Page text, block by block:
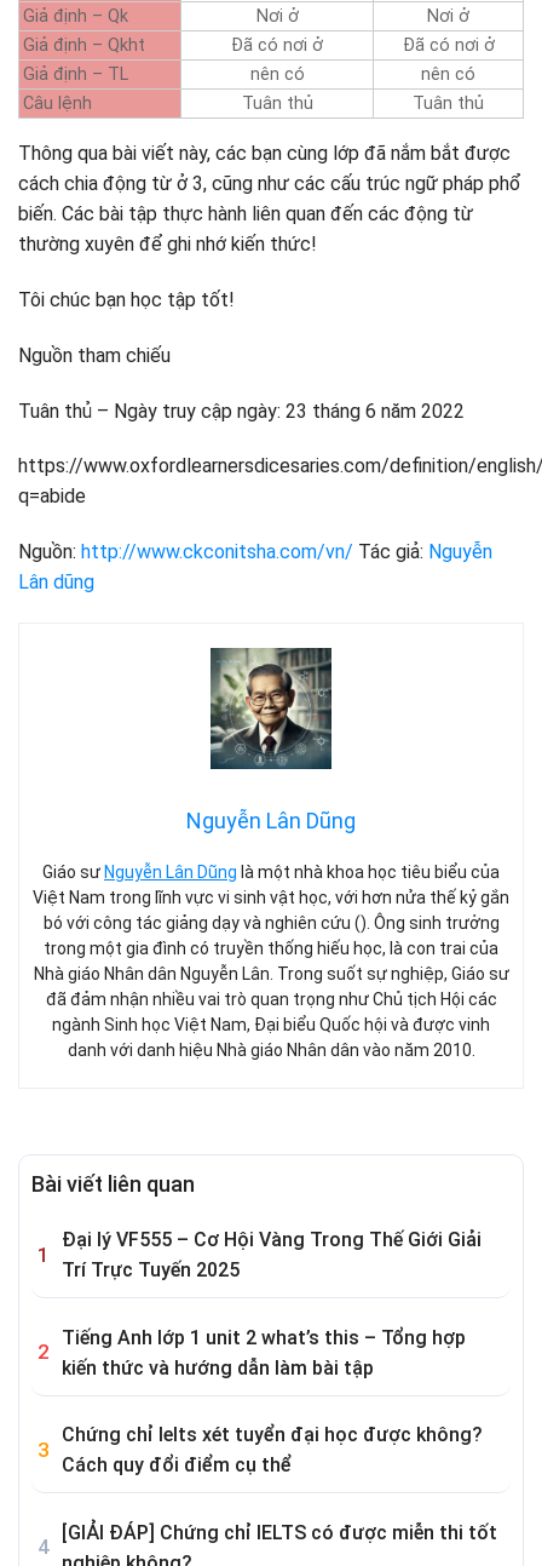
Giả định – Qk
Nơi ở
Nơi ở
Giả định – Qkht
Đã có nơi ở
Đã có nơi ở
Giả định – TL
nên có
nên có
Câu lệnh
Tuân thủ Tuân thủ
Thông qua bài viết này, các bạn cùng lớp đã nắm bắt được
cách chia động từ ở 3, cũng như các cấu trúc ngữ pháp phổ
biến. Các bài tập thực hành liên quan đến các động từ
thường xuyên để ghi nhớ kiến ​​thức!
Tôi chúc bạn học tập tốt!
Nguồn tham chiếu
Tuân thủ – Ngày truy cập ngày: 23 tháng 6 năm 2022
https://www.oxfordlearnersdicesaries.com/definition/
q=abide
Nguồn: http://www.ckconitsha.com/vn/ Tác giả: Nguyễn
Lân dũng
Nguyễn Lân Dũng
Giáo sư Nguyễn Lân Dũng là một nhà khoa học tiêu biểu của
Việt Nam trong lĩnh vực vi sinh vật học, với hơn nửa thế kỷ gắn
bó với công tác giảng dạy và nghiên cứu (). Ông sinh trưởng
trong một gia đình có truyền thống hiếu học, là con trai của
Nhà giáo Nhân dân Nguyễn Lân. Trong suốt sự nghiệp, Giáo sư
đã đảm nhận nhiều vai trò quan trọng như Chủ tịch Hội các
ngành Sinh học Việt Nam, Đại biểu Quốc hội và được vinh
danh với danh hiệu Nhà giáo Nhân dân vào năm 2010.
Bài viết liên quan
Đại lý VF555 – Cơ Hội Vàng Trong Thế Giới Giải
Trí Trực Tuyến 2025
Tiếng Anh lớp 1 unit 2 what’s this – Tổng hợp
kiến thức và hướng dẫn làm bài tập
Chứng chỉ Ielts xét tuyển đại học được không?
Cách quy đổi điểm cụ thể
[GIẢI ĐÁP] Chứng chỉ IELTS có được miễn thi tốt